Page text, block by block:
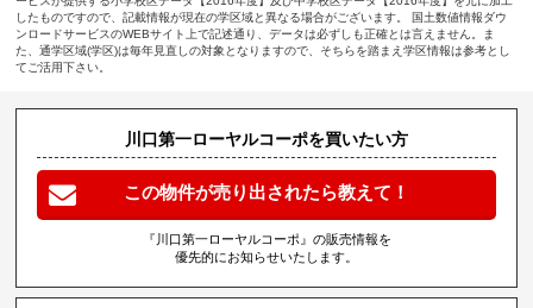
したものですので、記載情報が現在の学区域と異なる場合がございます。 国土数値情報ダウ
ンロードサービスのWEBサイト上で記述通り、データは必ずしも正確とは言えません。ま
た、通学区域(学区)は毎年見直しの対象となりますので、そちらを踏まえ学区情報は参考とし
てご活用下さい。
川口第一ローヤルコーポを買いたい方
この物件が売り出されたら教えて！
『川口第一ローヤルコーポ』の販売情報を
優先的にお知らせいたします。